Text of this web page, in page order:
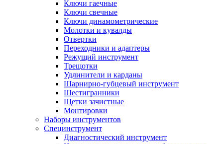
Ключи гаечные
Ключи свечные
Ключи динамометрические
Молотки и кувалды
Отвертки
Переходники и адаптеры
Режущий инструмент
Трещотки
Удлинители и карданы
Шарнирно-губцевый инструмент
Шестигранники
Щетки зачистные
Монтировки
Наборы инструментов
Специнструмент
Диагностический инструмент